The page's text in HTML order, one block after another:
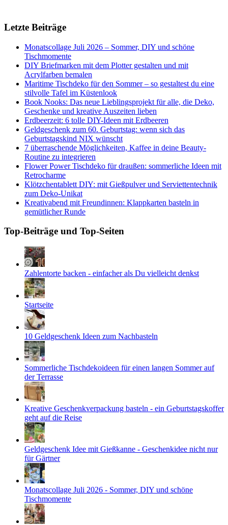
Letzte Beiträge
Monatscollage Juli 2026 – Sommer, DIY und schöne
Tischmomente
DIY Briefmarken mit dem Plotter gestalten und mit
Acrylfarben bemalen
Maritime Tischdeko für den Sommer – so gestaltest du eine
stilvolle Tafel im Küstenlook
Book Nooks: Das neue Lieblingsprojekt für alle, die Deko,
Geschenke und kreative Auszeiten lieben
Erdbeerzeit: 6 tolle DIY-Ideen mit Erdbeeren
Geldgeschenk zum 60. Geburtstag: wenn sich das
Geburtstagskind NIX wünscht
7 überraschende Möglichkeiten, Kaffee in deine Beauty-
Routine zu integrieren
Flower Power Tischdeko für draußen: sommerliche Ideen mit
Retrocharme
Klötzchentablett DIY: mit Gießpulver und Serviettentechnik
zum Deko-Unikat
Kreativabend mit Freundinnen: Klappkarten basteln in
gemütlicher Runde
Top-Beiträge und Top-Seiten
Zahlentorte backen - einfacher als Du vielleicht denkst
Startseite
10 Geldgeschenk Ideen zum Nachbasteln
Sommerliche Tischdekoideen für einen langen Sommer auf
der Terrasse
Kreative Geschenkverpackung basteln - ein Geburtstagskoffer
geht auf die Reise
Geldgeschenk Idee mit Gießkanne - Geschenkidee nicht nur
für Gärtner
Monatscollage Juli 2026 - Sommer, DIY und schöne
Tischmomente